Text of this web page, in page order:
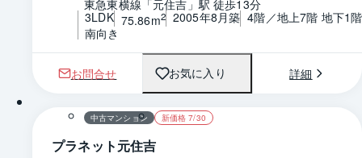
東急東横線「元住吉」駅 徒歩13分
3LDK 75.86m2 2005年8月築 4階／地上7階 地下1階
南向き
お問合せ お気に入り 詳細
1 / 0 間取り
中古マンション 新価格 7/30
プラネット元住吉